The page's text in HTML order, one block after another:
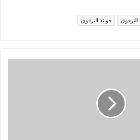
البرقوق فوائد البرقوق